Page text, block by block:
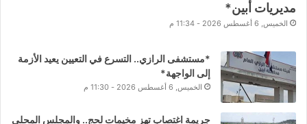
مديريات أبين*
الخميس, 6 أغسطس 2026 - 11:34 م
*مستشفى الرازي.. التسرع في التعيين يعيد الأزمة
إلى الواجهة*
الخميس, 6 أغسطس 2026 - 11:30 م
جريمة اغتصاب تهز مخيمات لحج.. والمجلس المحلي